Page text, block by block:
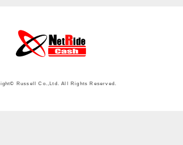
Russell Co.,Ltd. All Rights Reserved.